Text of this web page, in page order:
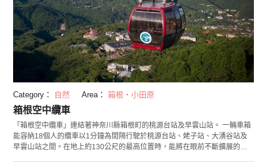
Category： 自然 Area： 箱根・小田原
箱根空中纜車
「箱根空中纜車」連結著神奈川縣箱根町的桃源台站及早雲山站。 一輛車箱
能容納18個人的纜車以1分鐘為間隔行駛於桃源台站、姥子站、大湧谷站及
早雲山站之間。在地上約130公尺的最高位置時，能將在眼前不斷擴展的箱